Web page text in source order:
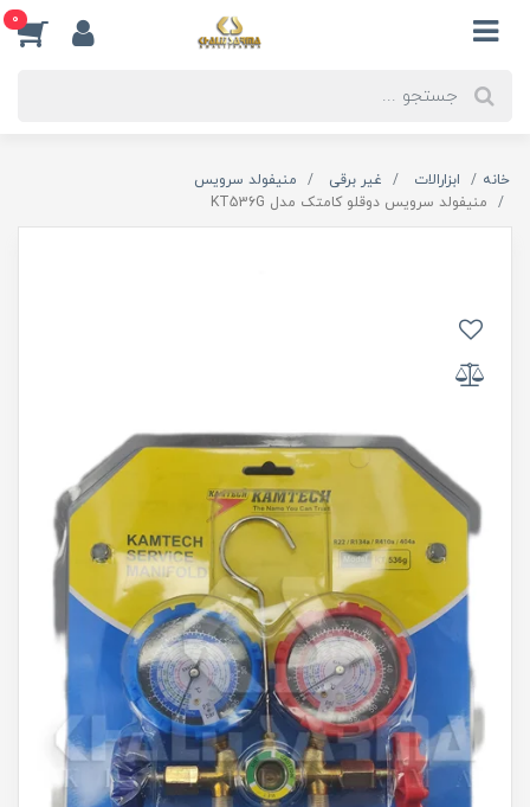
0
خانه ابزارالات غیر برقی
منیفولد سرویس
منیفولد سرویس دوقلو کامتک مدل KT536G